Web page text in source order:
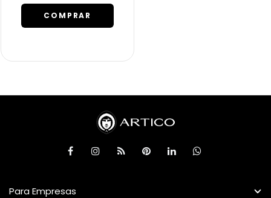
COMPRAR
Para Empresas